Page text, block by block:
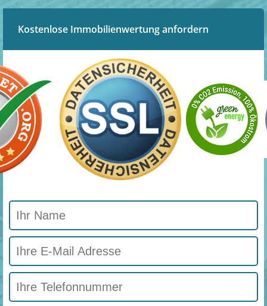
Kostenlose Immobilienwertung anfordern